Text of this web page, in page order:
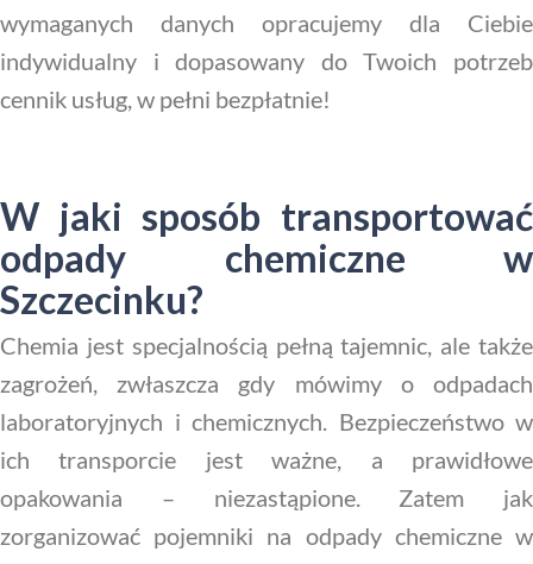
wymaganych danych opracujemy dla Ciebie
indywidualny i dopasowany do Twoich potrzeb
cennik usług, w pełni bezpłatnie!
W jaki sposób transportować
odpady chemiczne w
Szczecinku?
Chemia jest specjalnością pełną tajemnic, ale także
zagrożeń, zwłaszcza gdy mówimy o odpadach
laboratoryjnych i chemicznych. Bezpieczeństwo w
ich transporcie jest ważne, a prawidłowe
opakowania – niezastąpione. Zatem jak
zorganizować pojemniki na odpady chemiczne w